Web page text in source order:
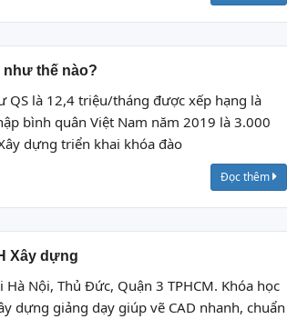
như thế nào?
QS là 12,4 triệu/tháng được xếp hạng là
bình quân Việt Nam năm 2019 là 3.000
dựng triển khai khóa đào
Đọc thêm
Xây dựng
Hà Nội, Thủ Đức, Quận 3 TPHCM. Khóa học
dựng giảng dạy giúp vẽ CAD nhanh, chuẩn